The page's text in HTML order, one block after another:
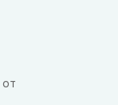
от